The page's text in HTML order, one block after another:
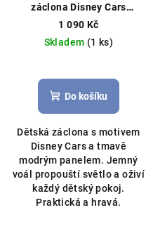
záclona Disney Cars
McQueen 350×150 cm –
tmavě modrá
Hotová
záclona, licenční Disney
1 090 Kč
Skladem (1 ks)
Do košíku
Dětská záclona s motivem
Disney Cars a tmavě
modrým panelem. Jemný
voál propouští světlo a oživí
každý dětský pokoj.
Praktická a hravá.